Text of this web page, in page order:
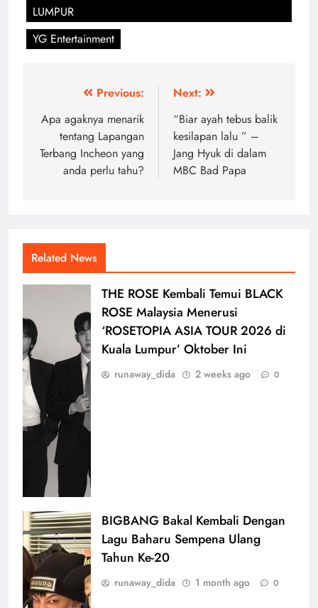
LUMPUR
YG Entertainment
navigation
Previous:
Apa agaknya menarik
tentang Lapangan
Terbang Incheon yang
anda perlu tahu?
Next:
“Biar ayah tebus balik
kesilapan lalu ” –
Jang Hyuk di dalam
MBC Bad Papa
Related News
THE ROSE Kembali Temui BLACK
ROSE Malaysia Menerusi
‘ROSETOPIA ASIA TOUR 2026 di
Kuala Lumpur’ Oktober Ini
runaway_dida 2 weeks ago 0
BIGBANG Bakal Kembali Dengan
Lagu Baharu Sempena Ulang
Tahun Ke-20
runaway_dida 1 month ago 0